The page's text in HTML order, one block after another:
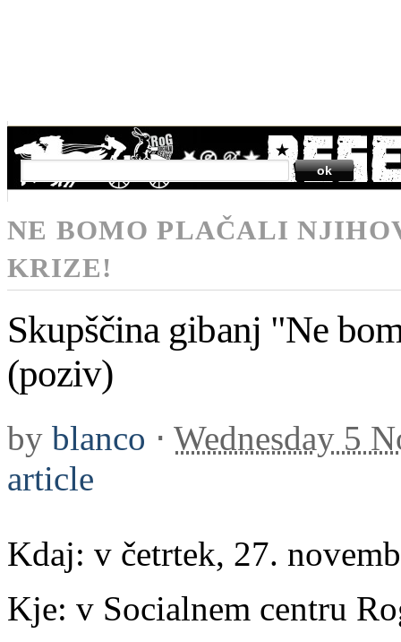
SEARCH
NE BOMO PLAČALI
KRIZE!
Skupščina gibanj "Ne
(poziv)
by blanco ⋅ Wednesday 5
article
Kdaj: v četrtek, 27.
Kje: v Socialnem centru